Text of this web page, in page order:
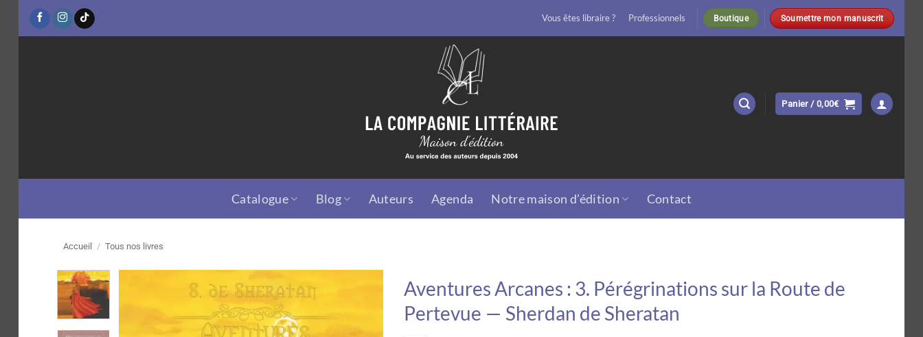
Passer
Vous êtes libraire ? Professionnels Boutique Soumettre mon manuscrit
Panier / 0,00€
Catalogue Blog Auteurs Agenda Notre maison d’édition Contact
Accueil / Tous nos livres
Aventures Arcanes : 3. Pérégrinations sur la Route de
Pertevue — Sherdan de Sheratan